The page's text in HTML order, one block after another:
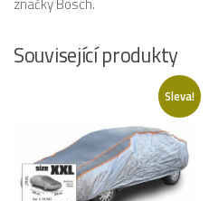
Související produkty
Sleva!